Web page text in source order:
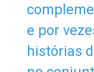
e por
histórias